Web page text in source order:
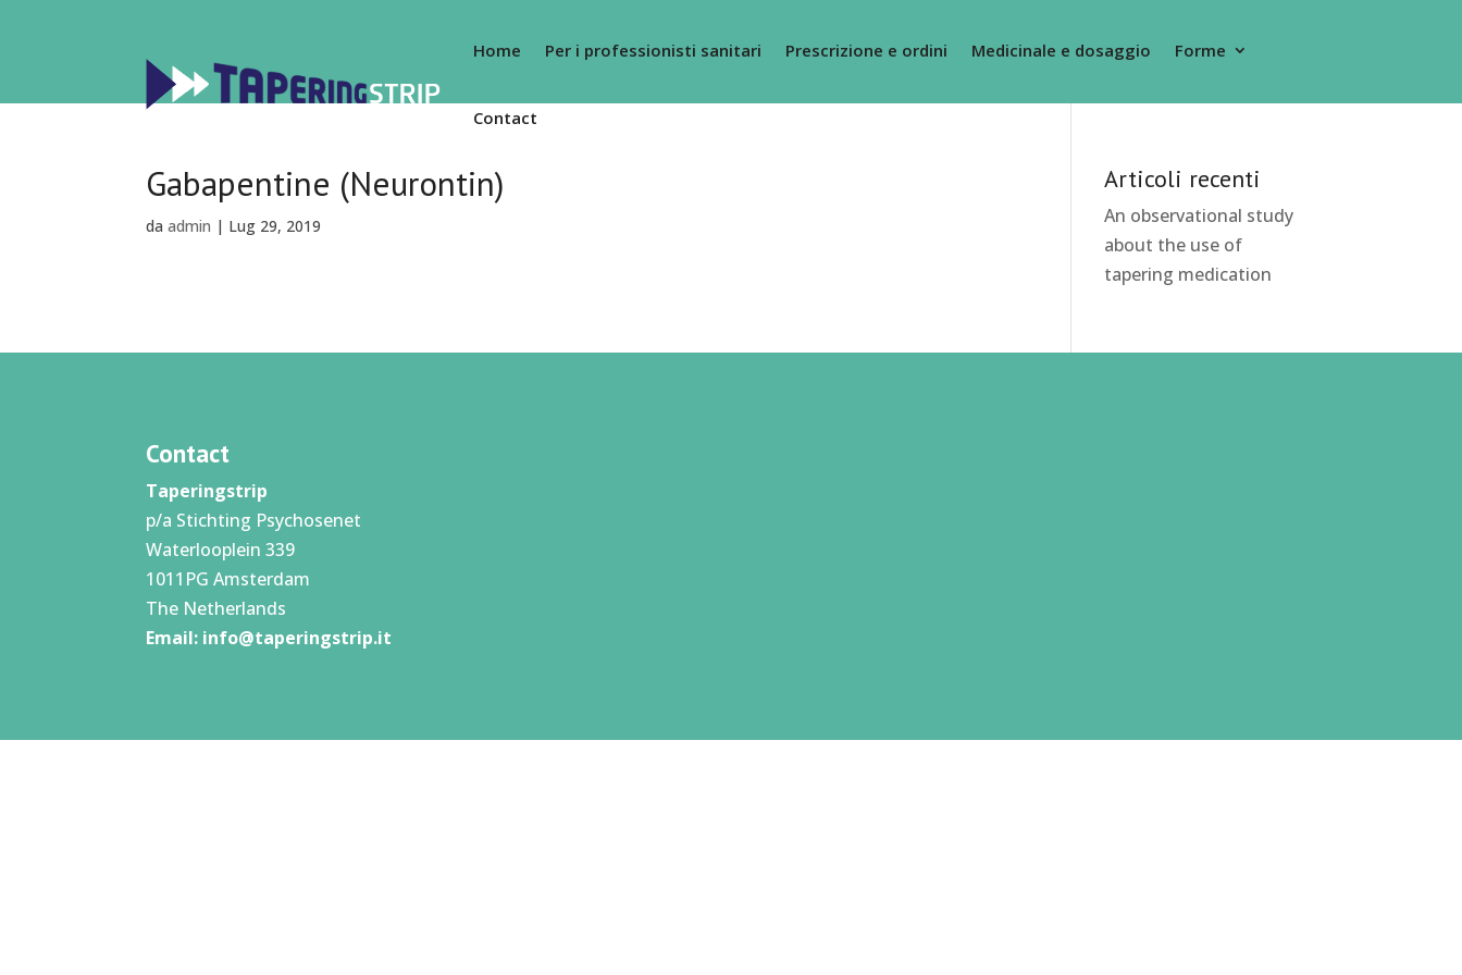
Home Per i professionisti sanitari Prescrizione e ordini Medicinale e dosaggio Forme
Contact
Gabapentine (Neurontin)
daadmin | Lug 29, 2019
Articoli recenti
An observational study
about the use of
tapering medication
Contact
Taperingstrip
p/a Stichting Psychosenet
Waterlooplein 339
1011PG Amsterdam
The Netherlands
Email: info@taperingstrip.it